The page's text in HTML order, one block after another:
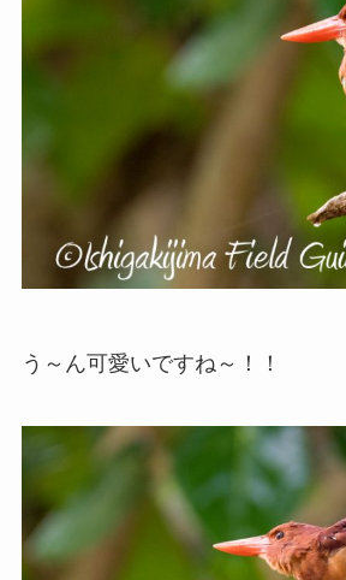
う～ん可愛いですね～！！